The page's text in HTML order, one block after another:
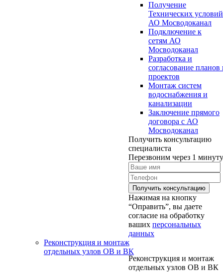
Получение
Технических условий
АО Мосводоканал
Подключение к
сетям АО
Мосводоканал
Разработка и
согласование планов
проектов
Монтаж систем
водоснабжения и
канализации
Заключение прямого
договора с АО
Мосводоканал
Получить консультацию
специалиста
Перезвоним через 1 минуту
Нажимая на кнопку
“Оправить”, вы даете
согласие на обработку
ваших персональных
данных
Реконструкция и монтаж
отдельных узлов ОВ и ВК
Реконструкция и монтаж
отдельных узлов ОВ и ВК